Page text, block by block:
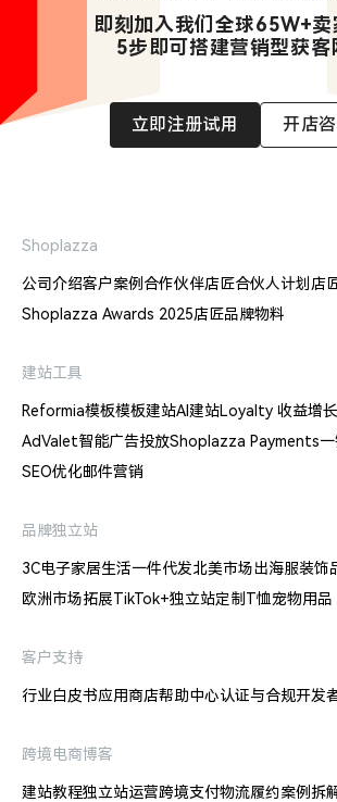
即刻加入我们全球65W+卖
5步即可搭建营销型获客
立即注册试用 开店
Shoplazza
公司介绍客户案例 合作伙伴店匠合伙人计划 店
Shoplazza Awards 2025店匠品牌物料
建站工具
Reformia模板模板建站AI建站Loyalty 收益增
AdValet智能广告投放Shoplazza Payments
SEO优化邮件营销
品牌独立站
3C电子家居生活一件代发北美市场出海服装饰
欧洲市场拓展TikTok+独立站定制T恤宠物用品
客户支持
行业白皮书应用商店帮助中心认证与合规开发
跨境电商博客
建站教程独立站运营跨境支付物流履约案例拆